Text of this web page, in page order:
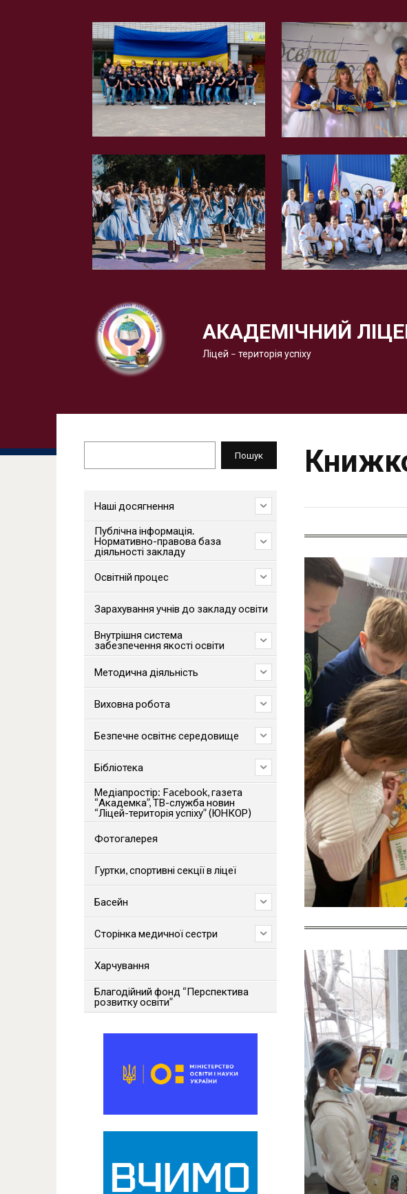
АКАДЕМІЧНИЙ
Ліцей – територія успіху
Пошук
Наші досягнення
Публічна інформація.
Нормативно-правова база
діяльності закладу
Освітній процес
Зарахування учнів до закладу освіти
Внутрішня система
забезпечення якості освіти
Методична діяльність
Виховна робота
Безпечне освітнє середовище
Бібліотека
Медіапростір: Facebook, газета
“Академка”, ТВ-служба новин
“Ліцей-територія успіху” (ЮНКОР)
Фотогалерея
Гуртки, спортивні секції в ліцеї
Басейн
Сторінка медичної сестри
Харчування
Благодійний фонд “Перспектива
розвитку освіти”